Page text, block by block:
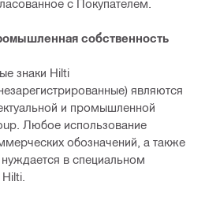
с Покупателем.
собственность
знаки Hilti
являются
и промышленной
Любое использование
обозначений, а также
в специальном